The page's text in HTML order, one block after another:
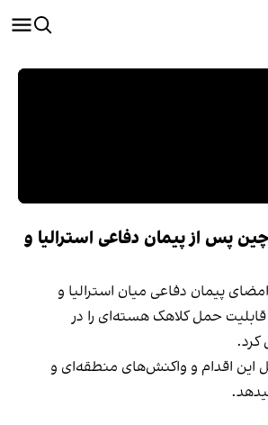
پس از پیمان دفاعی استرالیا و
پیمان دفاعی میان استرالیا و
حمل کلاهک هسته‌ای را در
کرد.
این اقدام و واکنش‌های منطقه‌ای و